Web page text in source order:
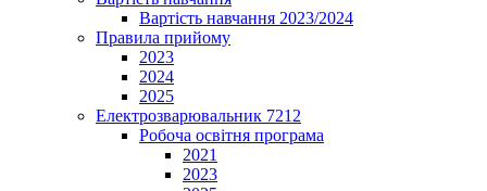
Вартість навчання 2023/2024
Правила прийому
2023
2024
2025
Електрозварювальник 7212
Робоча освітня програма
2021
2023